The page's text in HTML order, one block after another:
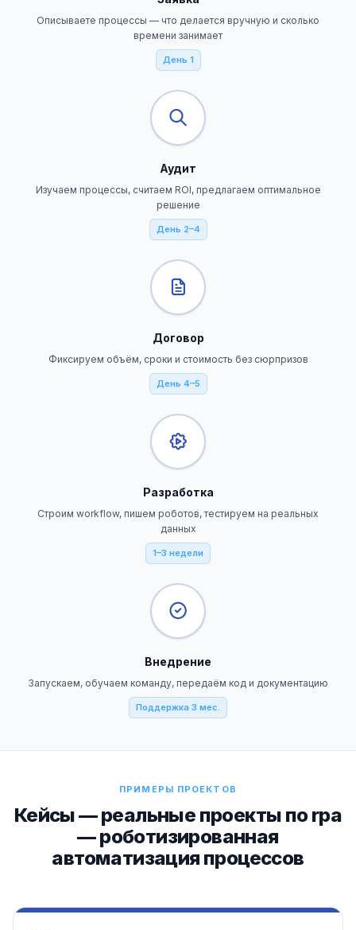
Описываете процессы — что делается вручную и сколько
времени занимает
День 1
Аудит
Изучаем процессы, считаем ROI, предлагаем оптимальное
решение
День 2–4
Договор
Фиксируем объём, сроки и стоимость без сюрпризов
День 4–5
Разработка
Строим workflow, пишем роботов, тестируем на реальных
данных
1–3 недели
Внедрение
Запускаем, обучаем команду, передаём код и документацию
Поддержка 3 мес.
ПРИМЕРЫ ПРОЕКТОВ
Кейсы — реальные проекты по rpa
— роботизированная
автоматизация процессов